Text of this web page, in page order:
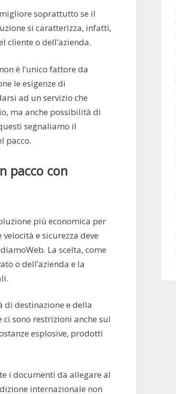
soprattutto se il
si caratterizza, infatti,
cliente o dell’azienda.
è l’unico fattore da
le esigenze di
ad un servizio che
ma anche possibilità di
segnaliamo il
pacco.
pacco con
più economica per
e sicurezza deve
La scelta, come
o dell’azienda e la
di destinazione e della
sono restrizioni anche sul
esplosive, prodotti
i documenti da allegare al
internazionale non